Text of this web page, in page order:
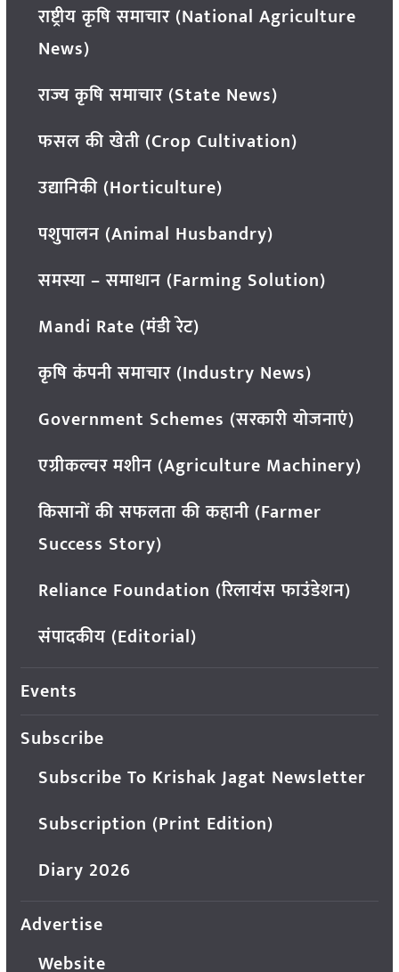
राष्ट्रीय कृषि समाचार (National Agriculture
News)
राज्य कृषि समाचार (State News)
फसल की खेती (Crop Cultivation)
उद्यानिकी (Horticulture)
पशुपालन (Animal Husbandry)
समस्या – समाधान (Farming Solution)
Mandi Rate (मंडी रेट)
कृषि कंपनी समाचार (Industry News)
Government Schemes (सरकारी योजनाएं)
एग्रीकल्चर मशीन (Agriculture Machinery)
किसानों की सफलता की कहानी (Farmer
Success Story)
Reliance Foundation (रिलायंस फाउंडेशन)
संपादकीय (Editorial)
Events
Subscribe
Subscribe To Krishak Jagat Newsletter
Subscription (Print Edition)
Diary 2026
Advertise
Website